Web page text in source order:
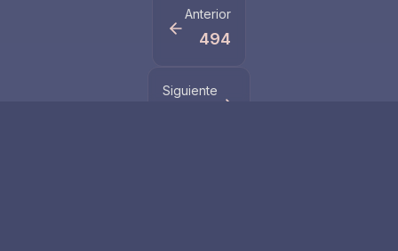
Anterior
494
Siguiente